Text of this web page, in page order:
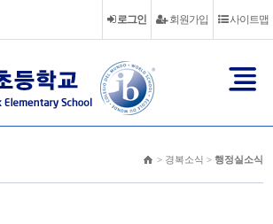
사이트맵
회원가입
로그인
> 경복소식 > 행정실소식